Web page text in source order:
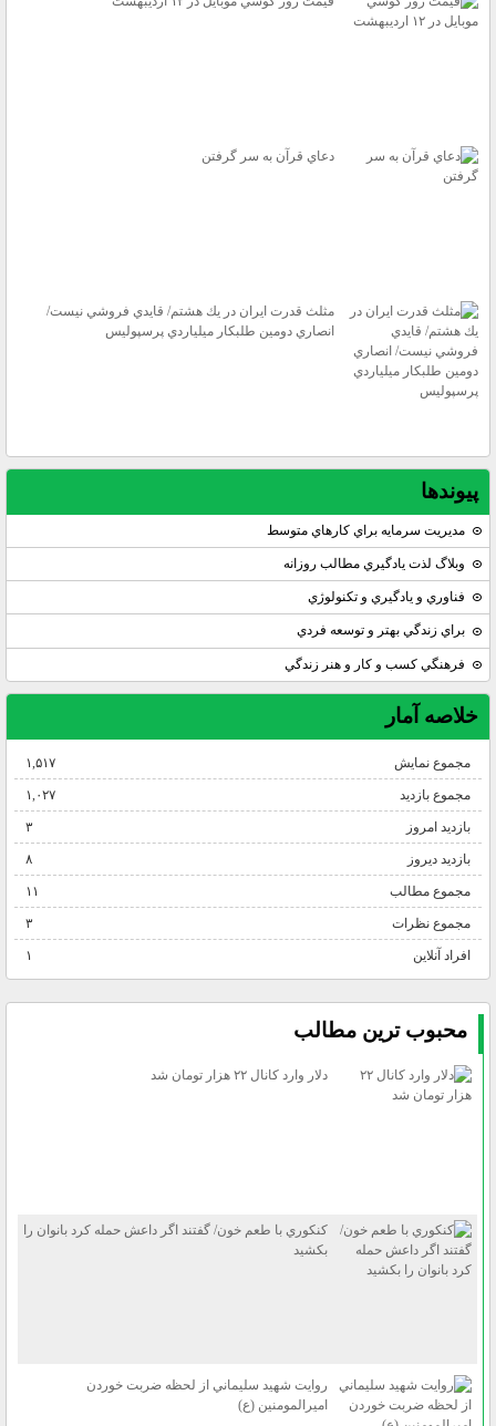
دعاي قرآن به سر گرفتن
مثلث قدرت ايران در يك هشتم/ قايدي فروشي نيست/
انصاري دومين طلبكار ميلياردي پرسپوليس
پيوندها
مديريت سرمايه براي كارهاي متوسط
وبلاگ لذت يادگيري مطالب روزانه
فناوري و يادگيري و تكنولوژي
براي زندگي بهتر و توسعه فردي
فرهنگي كسب و كار و هنر زندگي
خلاصه آمار
مجموع نمایش‌ ۱,۵۱۷
مجموع بازدید ۱,۰۲۷
بازدید امروز ۳
بازدید دیروز ۸
مجموع مطالب ۱۱
مجموع نظرات ۳
افراد آنلاین ۱
محبوب ترين مطالب
دلار وارد كانال ۲۲ هزار تومان شد
كنكوري با طعم خون/ گفتند اگر داعش حمله كرد بانوان را
بكشيد
روايت شهيد سليماني از لحظه ضربت خوردن
اميرالمومنين (ع)